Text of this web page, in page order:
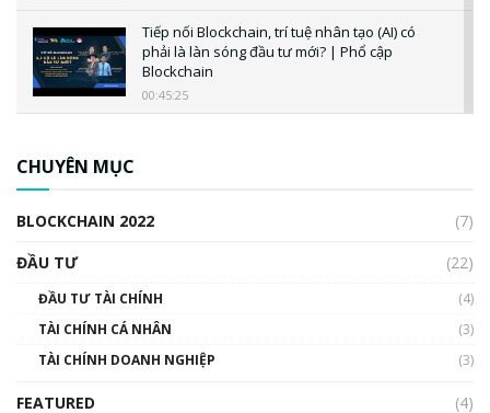
Tiếp nối Blockchain, trí tuệ nhân tạo (AI) có
phải là làn sóng đầu tư mới? | Phổ cập
Blockchain
00:45:25
00:02:14
Nhìn lại năm 2022: Những sự kiện ảnh hưởng
đến hệ sinh thái tiền mã hoá | Phổ cập
CHUYÊN MỤC
BLOCKCHAIN 2022
(7)
ĐẦU TƯ
(22)
ĐẦU TƯ TÀI CHÍNH
(4)
TÀI CHÍNH CÁ NHÂN
(3)
TÀI CHÍNH DOANH NGHIỆP
(3)
FEATURED
(4)